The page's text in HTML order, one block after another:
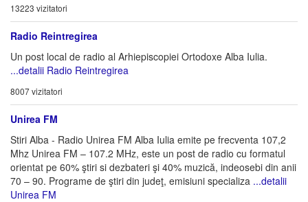
13223 vizitatori
Radio Reintregirea
Un post local de radio al Arhiepiscopiei Ortodoxe Alba Iulia.
...detalii Radio Reintregirea
8007 vizitatori
Unirea FM
Stiri Alba - Radio Unirea FM Alba Iulia emite pe frecventa 107,2
Mhz Unirea FM – 107.2 MHz, este un post de radio cu formatul
orientat pe 60% ştiri si dezbateri şi 40% muzică, indeosebi din anii
70 – 90. Programe de ştiri din judeţ, emisiuni specializa ...detalii
Unirea FM